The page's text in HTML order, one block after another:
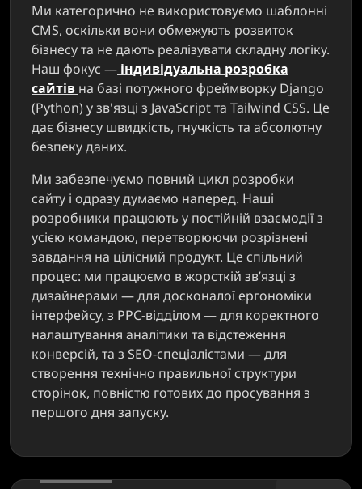
Ми категорично не використовуємо шаблонні
CMS, оскільки вони обмежують розвиток
бізнесу та не дають реалізувати складну логіку.
Наш фокус — індивідуальна розробка
сайтів на базі потужного фреймворку Django
(Python) у зв'язці з JavaScript та Tailwind CSS. Це
дає бізнесу швидкість, гнучкість та абсолютну
безпеку даних.
Ми забезпечуємо повний цикл розробки
сайту і одразу думаємо наперед. Наші
розробники працюють у постійній взаємодії з
усією командою, перетворюючи розрізнені
завдання на цілісний продукт. Це спільний
процес: ми працюємо в жорсткій зв’язці з
дизайнерами — для досконалої ергономіки
інтерфейсу, з PPC-відділом — для коректного
налаштування аналітики та відстеження
конверсій, та з SEO-спеціалістами — для
створення технічно правильної структури
сторінок, повністю готових до просування з
першого дня запуску.